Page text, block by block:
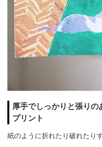
厚手でしっかりと張り
プリント
紙のように折れたり破れたり